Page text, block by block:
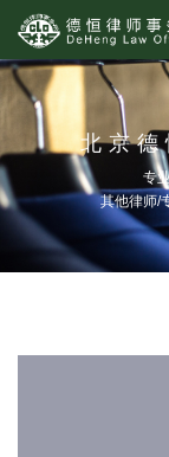
北京
专
其他律师/